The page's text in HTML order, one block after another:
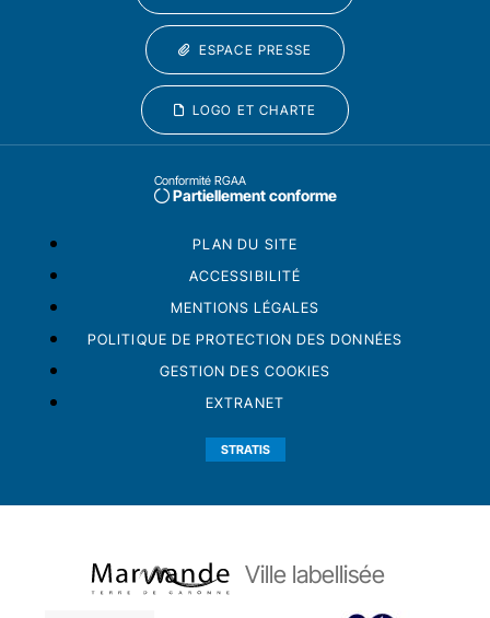
ESPACE PRESSE
LOGO ET CHARTE
Conformité RGAA
Partiellement conforme
PLAN DU SITE
ACCESSIBILITÉ
MENTIONS LÉGALES
POLITIQUE DE PROTECTION DES DONNÉES
GESTION DES COOKIES
EXTRANET
STRATIS
Ville labellisée